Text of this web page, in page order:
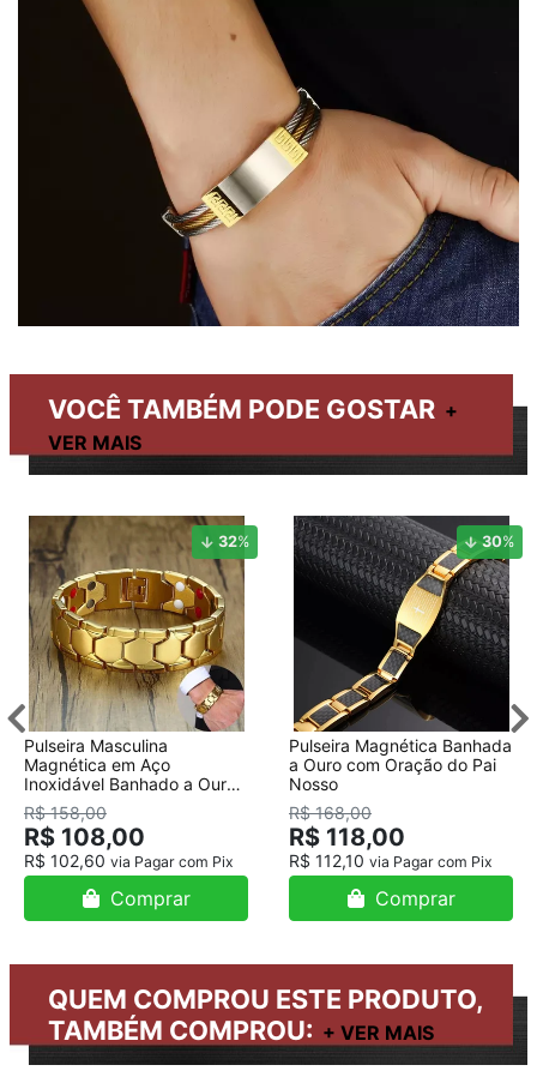
VOCÊ TAMBÉM PODE GOSTAR
32%
Pulseira Masculina
Magnética em Aço
Inoxidável Banhado a Ouro
18K
R$ 158,00
R$ 108,00
R$ 102,60 via Pagar com Pix
Comprar
30%
Pulseira Magnética Banhada
a Ouro com Oração do Pai
Nosso
R$ 168,00
R$ 118,00
R$ 112,10 via Pagar com Pix
Comprar
QUEM COMPROU ESTE PRODUTO,
TAMBÉM COMPROU: